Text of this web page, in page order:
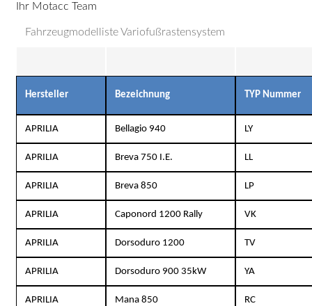
Ihr Motacc Team
Fahrzeugmodelliste Variofußrastensystem
Hersteller Bezeichnung TYP Nummer
APRILIA Bellagio 940 LY
APRILIA Breva 750 I.E. LL
APRILIA Breva 850 LP
APRILIA Caponord 1200 Rally VK
APRILIA Dorsoduro 1200 TV
APRILIA Dorsoduro 900 35kW YA
APRILIA Mana 850 RC